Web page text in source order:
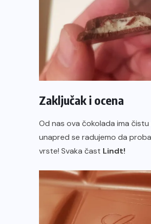
Zaključak i ocena
Od nas ova čokolada ima čistu
unapred se radujemo da
vrste! Svaka čast Lindt!